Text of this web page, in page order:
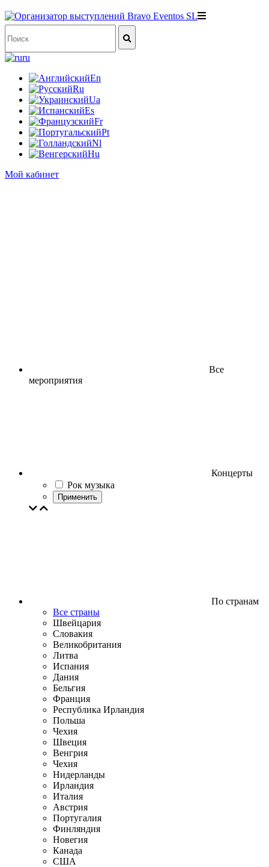
ru
En
Ru
Ua
Es
Fr
Pt
Nl
Hu
Мой кабинет
Все
мероприятия
Концерты
Рок музыка
Применить
По странам
Все страны
Швейцария
Словакия
Великобритания
Литва
Испания
Дания
Бельгия
Франция
Республика Ирландия
Польша
Чехия
Швеция
Венгрия
Чехия
Нидерланды
Ирландия
Италия
Австрия
Португалия
Финляндия
Новегия
Канада
США